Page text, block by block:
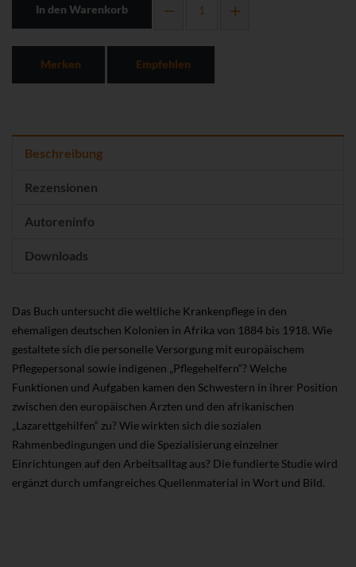
In den Warenkorb
Merken Empfehlen
Beschreibung
Rezensionen
Autoreninfo
Downloads
Das Buch untersucht die weltliche Krankenpflege in den
ehemaligen deutschen Kolonien in Afrika von 1884 bis 1918. Wie
gestaltete sich die personelle Versorgung mit europäischem
Pflegepersonal sowie indigenen „Pflegehelfern“? Welche
Funktionen und Aufgaben kamen den Schwestern in ihrer Position
zwischen den europäischen Ärzten und den afrikanischen
„Lazarettgehilfen“ zu? Wie wirkten sich die sozialen
Rahmenbedingungen und die Spezialisierung einzelner
Einrichtungen auf den Arbeitsalltag aus? Die fundierte Studie wird
ergänzt durch umfangreiches Quellenmaterial in Wort und Bild.